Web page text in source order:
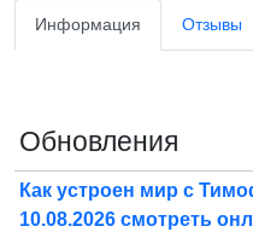
Информация Отзывы
Обновления
Как устроен мир с
10.08.2026 смотреть